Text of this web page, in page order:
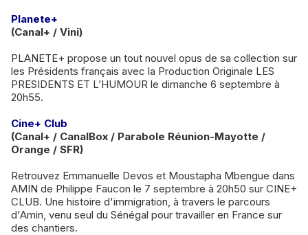
Planete+
(Canal+ / Vini)
PLANETE+ propose un tout nouvel opus de sa collection sur
les Présidents français avec la Production Originale LES
PRESIDENTS ET L’HUMOUR le dimanche 6 septembre à
20h55.
Cine+ Club
(Canal+ / CanalBox / Parabole Réunion-Mayotte /
Orange / SFR)
Retrouvez Emmanuelle Devos et Moustapha Mbengue dans
AMIN de Philippe Faucon le 7 septembre à 20h50 sur CINE+
CLUB. Une histoire d'immigration, à travers le parcours
d'Amin, venu seul du Sénégal pour travailler en France sur
des chantiers.